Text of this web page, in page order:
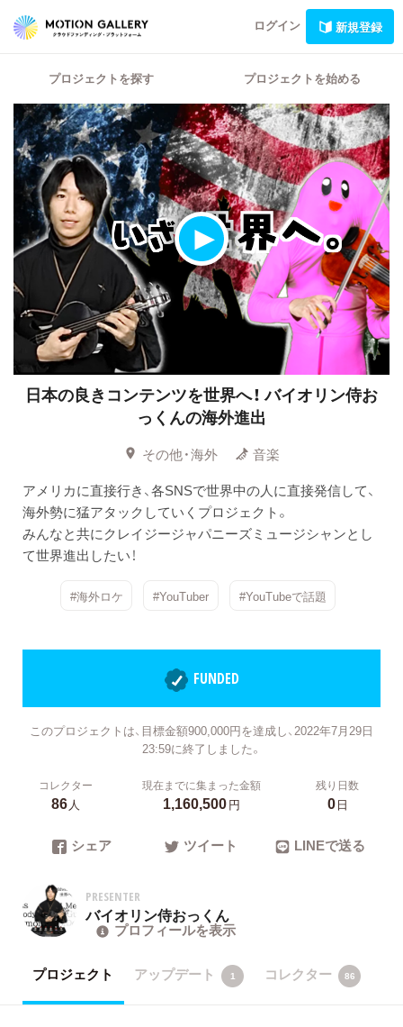
ログイン 新規登録
プロジェクトを探す プロジェクトを始める
日本の良きコンテンツを世界へ！バイオリン侍お
っくんの海外進出
その他・海外
音楽
アメリカに直接行き、各SNSで世界中の人に直接発信して、
海外勢に猛アタックしていくプロジェクト。
みんなと共にクレイジージャパニーズミュージシャンとし
て世界進出したい！
#海外ロケ #YouTuber #YouTubeで話題
FUNDED
このプロジェクトは、目標金額900,000円を達成し、2022年7月29日
23:59に終了しました。
コレクター
86人
現在までに集まった金額
1,160,500円
残り日数
0日
シェア ツイート LINEで送る
PRESENTER
バイオリン侍おっくん
プロフィールを表示
プロジェクト アップデート 1 コレクター 86